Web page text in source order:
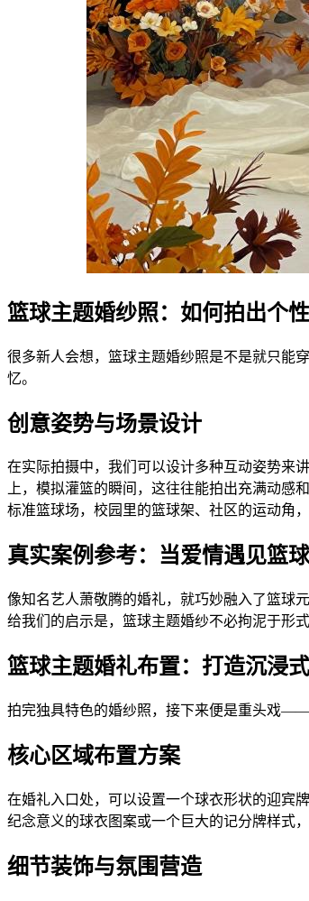
篮球主题婚纱照：如何拍出个性
很多新人会想，篮球主题婚纱照是不是就只能
忆。
创意姿势与场景设计
在实际拍摄中，我们可以设计多种互动姿势来
上，模拟灌篮的瞬间，这往往能拍出充满动感
标准篮球场，校园里的篮球架、社区的运动角
真实案例参考：当爱情遇见篮球
像知名艺人萧敬腾的婚礼，就巧妙融入了篮球
给我们的启示是，篮球主题婚纱不必拘泥于形
篮球主题婚礼布置：打造沉浸
拍完独具特色的婚纱照，接下来便是重头戏——
核心区域布置方案
在婚礼入口处，可以设置一个球衣形状的迎宾
纪念意义的球衣图案或一个巨大的记分牌样式
细节装饰与氛围营造